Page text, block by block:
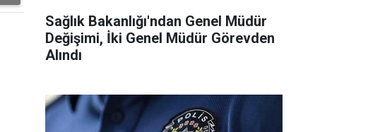
Sağlık Bakanlığı'ndan Genel Müdür
Değişimi, İki Genel Müdür Görevden
Alındı